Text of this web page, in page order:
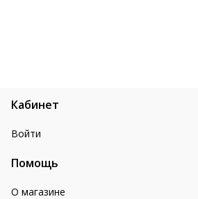
Кабинет
Войти
Помощь
О магазине